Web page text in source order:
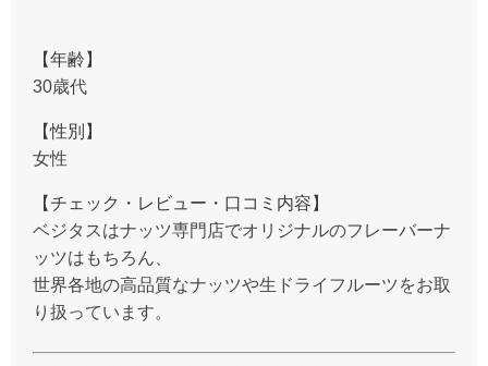
【年齢】
30歳代
【性別】
女性
【チェック・レビュー・口コミ内容】
ベジタスはナッツ専門店でオリジナルのフレーバーナ
ッツはもちろん、
世界各地の高品質なナッツや生ドライフルーツをお取
り扱っています。